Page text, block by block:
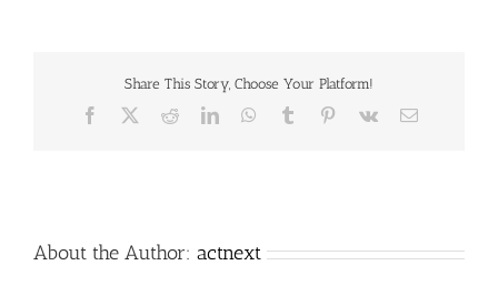
Share This Story, Choose Your Platform!
Facebook RedditLinkedInWhatsApp
Tumblr Pinterest
Vk
電
About the Author: actnext